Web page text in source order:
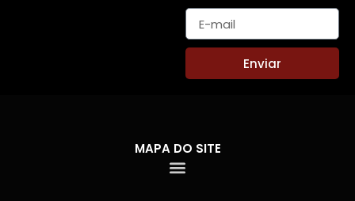
Enviar
MAPA DO SITE